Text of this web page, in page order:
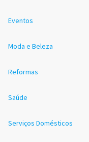
Eventos
Moda e Beleza
Reformas
Saúde
Serviços Domésticos